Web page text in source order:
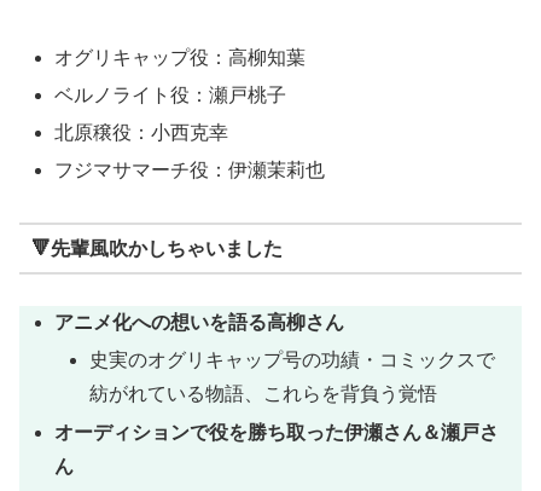
オグリキャップ役：高柳知葉
ベルノライト役：瀬戸桃子
北原穣役：小西克幸
フジマサマーチ役：伊瀬茉莉也
🔻先輩風吹かしちゃいました
アニメ化への想いを語る高柳さん
史実のオグリキャップ号の功績・コミックスで
紡がれている物語、これらを背負う覚悟
オーディションで役を勝ち取った伊瀬さん＆瀬戸さ
ん